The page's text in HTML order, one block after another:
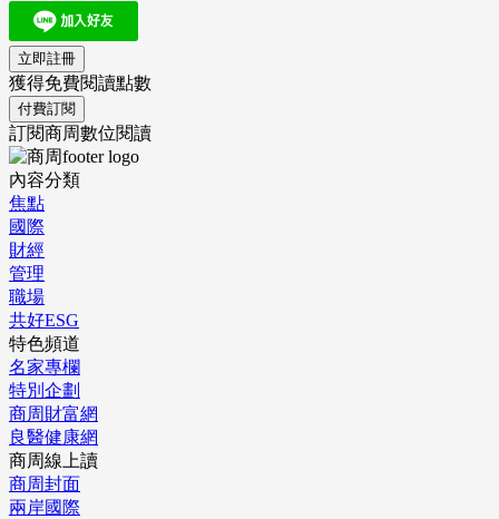
立即註冊
獲得免費閱讀點數
付費訂閱
訂閱商周數位閱讀
內容分類
焦點
國際
財經
管理
職場
共好ESG
特色頻道
名家專欄
特別企劃
商周財富網
良醫健康網
商周線上讀
商周封面
兩岸國際